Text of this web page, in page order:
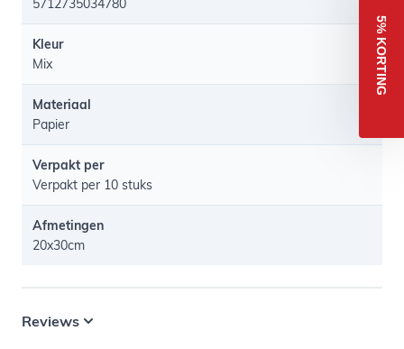
5712735034780
Kleur
Mix
Materiaal
Papier
Verpakt per
Verpakt per 10 stuks
Afmetingen
20x30cm
Reviews
5% KORTING